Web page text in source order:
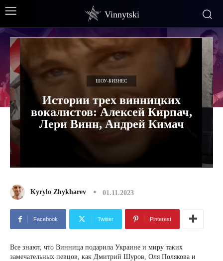
Vinnytski
ШОУ-БИЗНЕС
Истории трех винницких
вокалистов: Алексей Кирпач,
Лери Винн, Андрей Кимач
Kyrylo Zhykharev 01.11.2023
Facebook Twitter Pinterest
Все знают, что Винница подарила Украине и миру таких
замечательных певцов, как Дмитрий Шуров, Оля Полякова и